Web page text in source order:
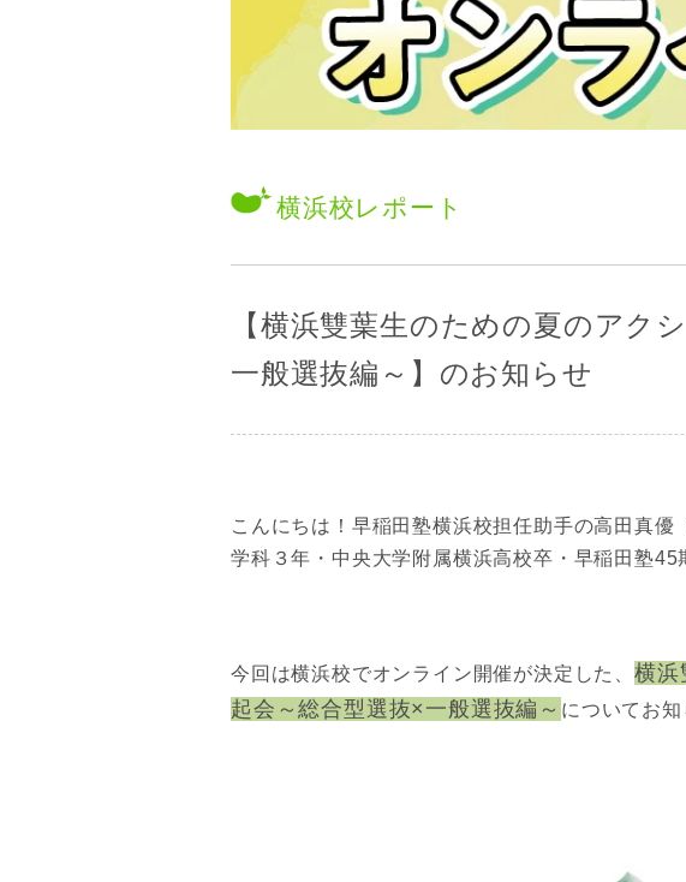
横浜校レポート
【横浜雙葉生のための夏のアク
一般選抜編～】のお知らせ
こんにちは！早稲田塾横浜校担任助手の高田真
学科３年・中央大学附属横浜高校卒・早稲田塾45
今回は横浜校でオンライン開催が決定した、 横浜
起会～総合型選抜×一般選抜編～ についてお知